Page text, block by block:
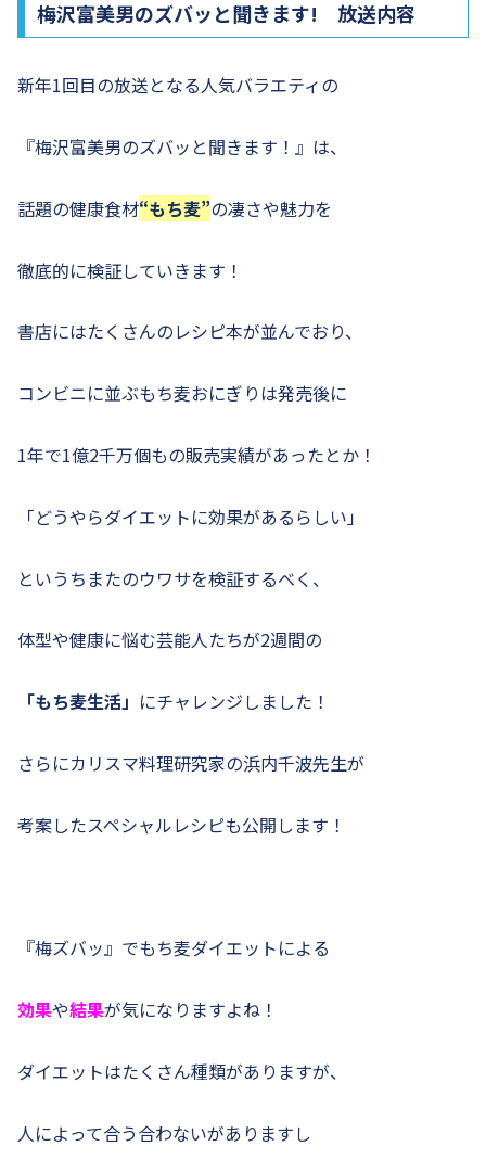
梅沢富美男のズバッと聞きます! 放送内容
新年1回目の放送となる人気バラエティの
『梅沢富美男のズバッと聞きます！』は、
話題の健康食材“もち麦”の凄さや魅力を
徹底的に検証していきます！
書店にはたくさんのレシピ本が並んでおり、
コンビニに並ぶもち麦おにぎりは発売後に
1年で1億2千万個もの販売実績があったとか！
「どうやらダイエットに効果があるらしい」
というちまたのウワサを検証するべく、
体型や健康に悩む芸能人たちが2週間の
「もち麦生活」 にチャレンジしました！
さらにカリスマ料理研究家の浜内千波先生が
考案したスペシャルレシピも公開します！
『梅ズバッ』でもち麦ダイエットによる
効果や結果が気になりますよね！
ダイエットはたくさん種類がありますが、
人によって合う合わないがありますし